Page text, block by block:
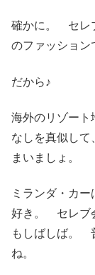
確かに。 セレ
のファッション
だから♪
海外のリゾー
なしを真似して
まいましょ。
ミランダ・カ
好き。 セレブ
もしばしば。
ね。